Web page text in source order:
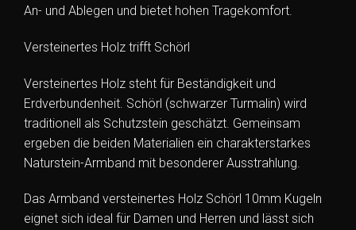
An- und Ablegen und bietet hohen Tragekomfort.
Versteinertes Holz trifft Schörl
Versteinertes Holz steht für Beständigkeit und
Erdverbundenheit. Schörl (schwarzer Turmalin) wird
traditionell als Schutzstein geschätzt. Gemeinsam
ergeben die beiden Materialien ein charakterstarkes
Naturstein-Armband mit besonderer Ausstrahlung.
Das Armband versteinertes Holz Schörl 10mm Kugeln
eignet sich ideal für Damen und Herren und lässt sich